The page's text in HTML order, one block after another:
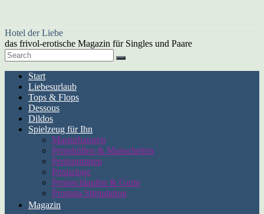
Hotel der Liebe
das frivol-erotische Magazin für Singles und Paare
Start
Liebesurlaub
Tops & Flops
Dessous
Dildos
Spielzeug für Ihn
Masturbatoren
Penishüllen & Manschetten
Penispumpen
Penisringe
Penisschlaufen & Gurte
Prostata-Stimulation
Magazin